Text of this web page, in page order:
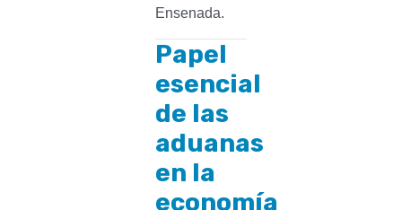
Ensenada.
Papel
esencial
de las
aduanas
en la
economía